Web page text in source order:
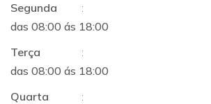
Segunda
:
das 08:00 ás 18:00
Terça
:
das 08:00 ás 18:00
Quarta
: